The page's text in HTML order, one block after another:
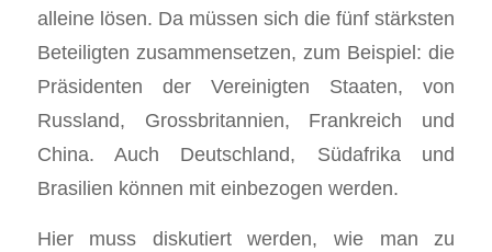
alleine lösen. Da müssen sich die fünf stärksten
Beteiligten zusammensetzen, zum Beispiel: die
Präsidenten der Vereinigten Staaten, von
Russland, Grossbritannien, Frankreich und
China. Auch Deutschland, Südafrika und
Brasilien können mit einbezogen werden.
Hier muss diskutiert werden, wie man zu